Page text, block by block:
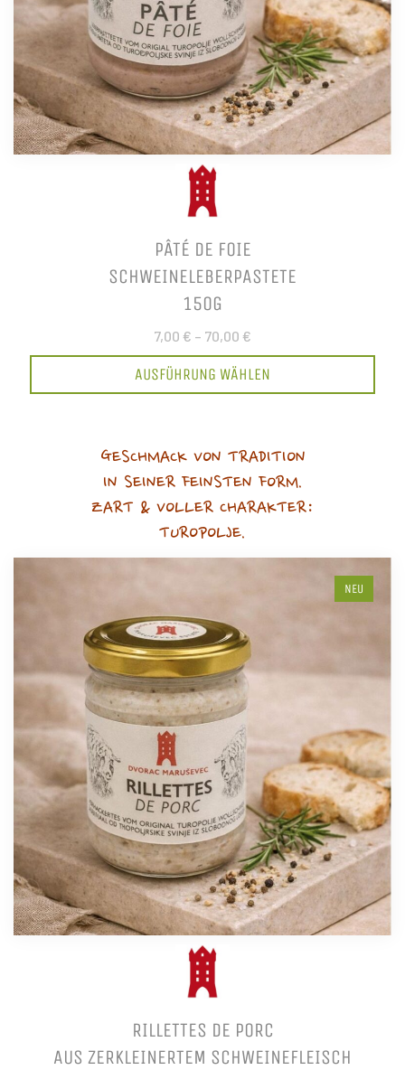
PÂTÉ DE FOIE
SCHWEINELEBERPASTETE
150G
7,00 € – 70,00 €
AUSFÜHRUNG WÄHLEN
GESCHMACK VON TRADITION
IN SEINER FEINSTEN FORM.
ZART & VOLLER CHARAKTER:
TUROPOLJE.
NEU
RILLETTES DE PORC
AUS ZERKLEINERTEM SCHWEINEFLEISCH